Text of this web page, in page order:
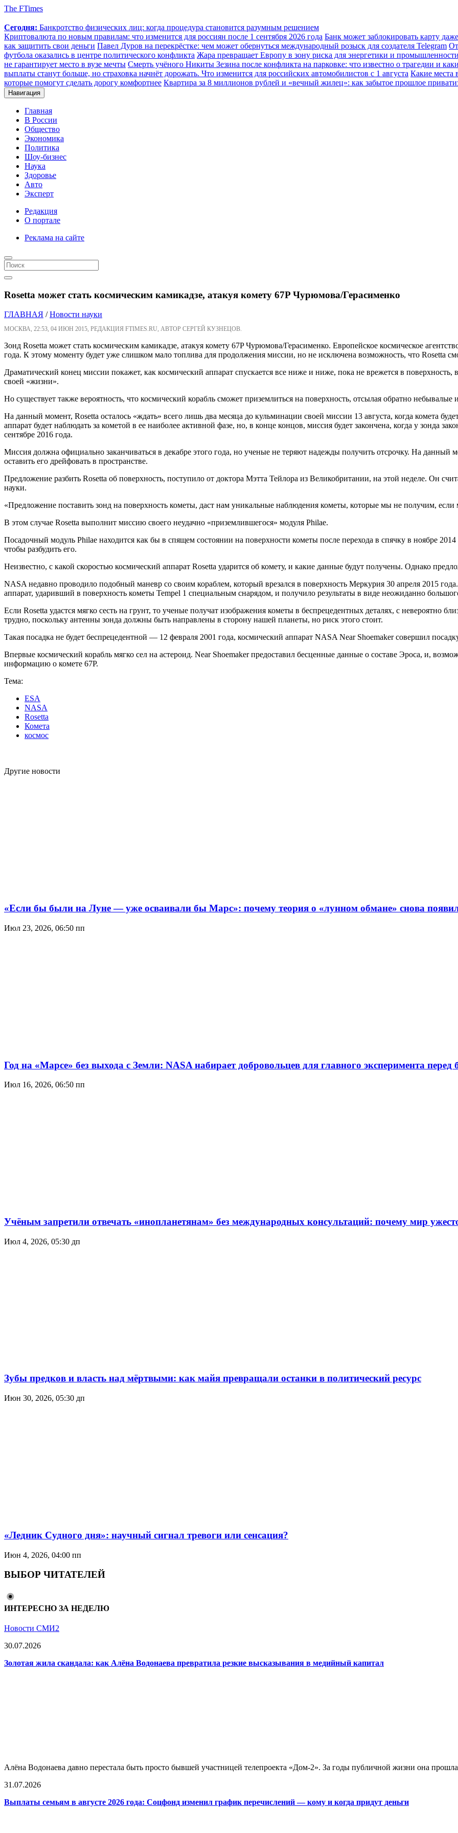
The FTimes
Сегодня: Банкротство физических лиц: когда процедура становится разумным решением
Криптовалюта по новым правилам: что изменится для россиян после 1 сентября 2026 года Банк может заблокировать карту
как защитить свои деньги Павел Дуров на перекрёстке: чем может обернуться международный розыск для создателя Telegram
футбола оказались в центре политического конфликта Жара превращает Европу в зону риска для энергетики и промышленности
не гарантирует место в вузе мечты Смерть учёного Никиты Зезина после конфликта на парковке: что известно о трагедии и
выплаты станут больше, но страховка начнёт дорожать. Что изменится для российских автомобилистов с 1 августа Какие места
которые помогут сделать дорогу комфортнее Квартира за 8 миллионов рублей и «вечный жилец»: как забытое прошлое
Навигация
Главная
В России
Общество
Экономика
Политика
Шоу-бизнес
Наука
Здоровье
Авто
Эксперт
Редакция
О портале
Реклама на сайте
Rosetta может стать космическим камикадзе, атакуя комету 67P Чурюмова/Герасименко
ГЛАВНАЯ /Новости науки
МОСКВА, 22:53, 04 ИЮН 2015, РЕДАКЦИЯ FTIMES.RU, АВТОР СЕРГЕЙ КУЗНЕЦОВ.
Зонд Rosetta может стать космическим камикадзе, атакуя комету 67P Чурюмова/Герасименко. Европейское космическое
года. К этому моменту будет уже слишком мало топлива для продолжения миссии, но не исключена возможность, что Rosetta
Драматический конец миссии покажет, как космический аппарат спускается все ниже и ниже, пока не врежется в
своей «жизни».
Но существует также вероятность, что космический корабль сможет приземлиться на поверхность, отсылая обратно небывалые
На данный момент, Rosetta осталось «ждать» всего лишь два месяца до кульминации своей миссии 13 августа, когда комета
аппарат будет наблюдать за кометой в ее наиболее активной фазе, но, в конце концов, миссия будет закончена, когда у зонда
сентябре 2016 года.
Миссия должна официально заканчиваться в декабре этого года, но ученые не теряют надежды получить отсрочку. На данный
оставить его дрейфовать в пространстве.
Предложение разбить Rosetta об поверхность, поступило от доктора Мэтта Тейлора из Великобритании, на этой неделе. Он
науки.
«Предложение поставить зонд на поверхность кометы, даст нам уникальные наблюдения кометы, которые мы не получим,
В этом случае Rosetta выполнит миссию своего неудачно «приземлившегося» модуля Philae.
Посадочный модуль Philae находится как бы в спящем состоянии на поверхности кометы после перехода в спячку в ноябре
чтобы разбудить его.
Неизвестно, с какой скоростью космический аппарат Rosetta ударится об комету, и какие данные будут получены. Однако
NASA недавно проводило подобный маневр со своим кораблем, который врезался в поверхность Меркурия 30 апреля 2015
аппарат, ударивший в поверхность кометы Tempel 1 специальным снарядом, и получило результаты в виде неожиданно
Если Rosetta удастся мягко сесть на грунт, то ученые получат изображения кометы в беспрецедентных деталях, с невероятно
трудно, поскольку антенны зонда должны быть направлены в сторону нашей планеты, но риск этого стоит.
Такая посадка не будет беспрецедентной — 12 февраля 2001 года, космический аппарат NASA Near Shoemaker совершил
Впервые космический корабль мягко сел на астероид. Near Shoemaker предоставил бесценные данные о составе Эроса, и,
информацию о комете 67P.
Тема:
ESA
NASA
Rosetta
Комета
космос
Другие новости
«Если бы были на Луне — уже осваивали бы Марс»: почему теория о «лунном обмане» снова
Июл 23, 2026, 06:50 пп
Год на «Марсе» без выхода с Земли: NASA набирает добровольцев для главного эксперимента
Июл 16, 2026, 06:50 пп
Учёным запретили отвечать «инопланетянам» без международных консультаций: почему мир
Июл 4, 2026, 05:30 дп
Зубы предков и власть над мёртвыми: как майя превращали останки в политический ресурс
Июн 30, 2026, 05:30 дп
«Ледник Судного дня»: научный сигнал тревоги или сенсация?
Июн 4, 2026, 04:00 пп
ВЫБОР ЧИТАТЕЛЕЙ
ИНТЕРЕСНО ЗА НЕДЕЛЮ
Новости СМИ2
30.07.2026
Золотая жила скандала: как Алёна Водонаева превратила резкие высказывания в медийный капитал
Алёна Водонаева давно перестала быть просто бывшей участницей телепроекта «Дом-2». За годы публичной жизни она прошла
31.07.2026
Выплаты семьям в августе 2026 года: Соцфонд изменил график перечислений — кому и когда придут деньги